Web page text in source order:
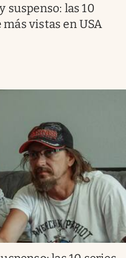
suspenso: las 10
vistas en USA